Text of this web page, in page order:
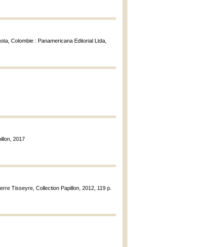
Colombie : Panamericana Editorial Ltda,
2017
Tisseyre, Collection Papillon, 2012, 119 p.